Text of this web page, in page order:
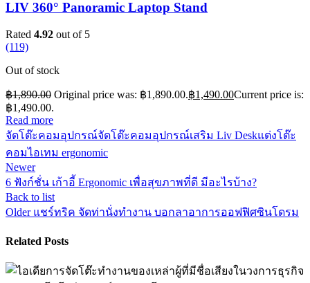
LIV 360° Panoramic Laptop Stand
Rated 4.92 out of 5
(119)
Out of stock
฿1,890.00 Original price was: ฿1,890.00.฿1,490.00Current price is:
฿1,490.00.
Read more
จัดโต๊ะคอมอุปกรณ์จัดโต๊ะคอมอุปกรณ์เสริม Liv Deskแต่งโต๊ะ
คอมไอเทม ergonomic
Newer
6 ฟังก์ชั่น เก้าอี้ Ergonomic เพื่อสุขภาพที่ดี มีอะไรบ้าง?
Back to list
Older แชร์ทริค จัดท่านั่งทำงาน บอกลาอาการออฟฟิศซินโดรม
Related Posts